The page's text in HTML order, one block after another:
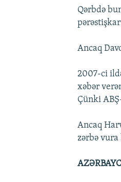
Qərbdə
Ancaq
2007-ci
xəbər
Çünki
Ancaq
zərbə vura